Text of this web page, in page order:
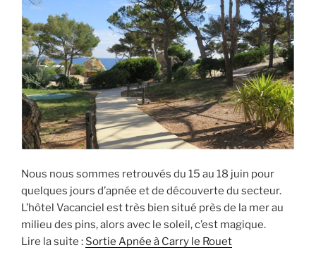
Nous nous sommes retrouvés du 15 au 18 juin pour
quelques jours d’apnée et de découverte du secteur.
L’hôtel Vacanciel est très bien situé près de la mer au
milieu des pins, alors avec le soleil, c’est magique.
Lire la suite : Sortie Apnée à Carry le Rouet